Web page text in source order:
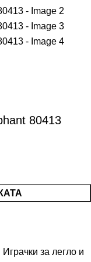
80413
Играчки за легло и